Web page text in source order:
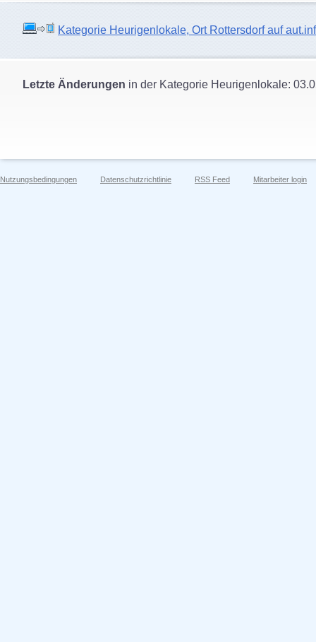
Kategorie Heurigenlokale, Ort Rottersdorf auf
Letzte Änderungen in der Kategorie Heurigenlokale:
Nutzungsbedingungen Datenschutzrichtlinie RSS Feed Mitarbeiter login